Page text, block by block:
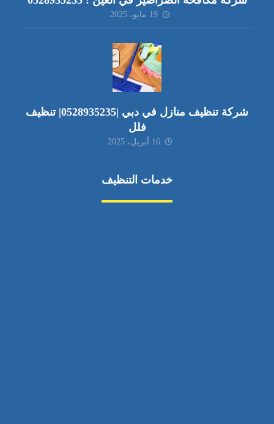
19 مايو، 2025
شركة تنظيف منازل في دبي |0528935235| تنظيف
فلل
16 أبريل، 2025
خدمات التنظيف